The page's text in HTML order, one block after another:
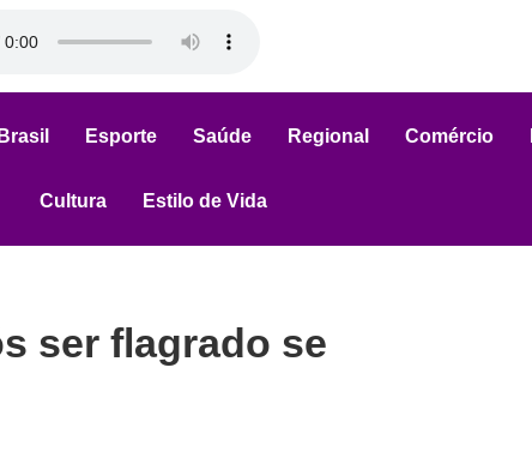
Brasil Esporte Saúde Regional Comércio
Cultura Estilo de Vida
ser flagrado se